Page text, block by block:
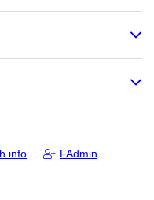
info FAdmin